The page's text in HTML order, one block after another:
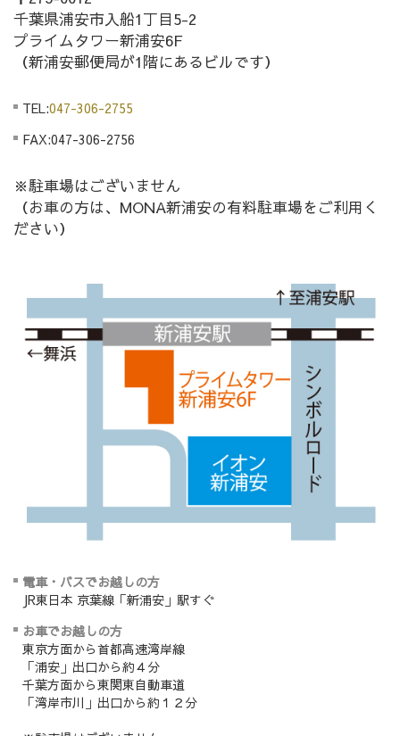
千葉県浦安市入船1丁目5-2
プライムタワー新浦安6F
（新浦安郵便局が1階にあるビルです）
TEL:047-306-2755
FAX:047-306-2756
※駐車場はございません
（お車の方は、MONA新浦安の有料駐車場をご利用く
ださい）
電車・バスでお越しの方
JR東日本 京葉線「新浦安」駅すぐ
お車でお越しの方
東京方面から首都高速湾岸線
「浦安」出口から約４分
千葉方面から東関東自動車道
「湾岸市川」出口から約１２分